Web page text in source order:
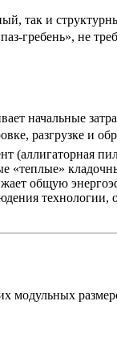
так и
гребень», не
начальные
разгрузке и
(аллигаторная
«теплые»
общую
технологии,